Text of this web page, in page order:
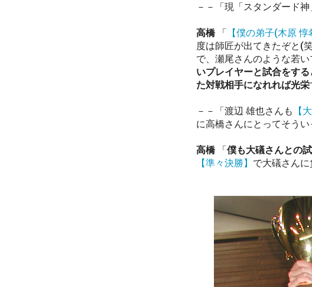
－－「現「スタンダード
高橋「 【僕の弟子(木原
度は師匠が出てきたぞと(
で、瀬尾さんのような若
いプレイヤーと試合をす
た対戦相手になれれば光栄
－－「渡辺 雄也さんも 【
に高橋さんにとってそうい
高橋「僕も大礒さんとの
【準々決勝】 で大礒さんに